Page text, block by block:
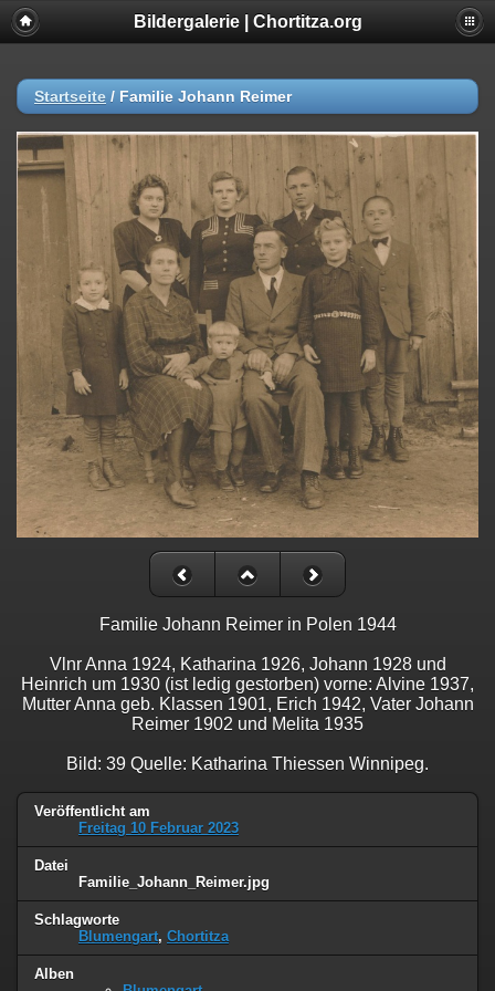
Bildergalerie | Chortitza.org
Startseite / Familie Johann Reimer
Familie Johann Reimer in Polen 1944
Vlnr Anna 1924, Katharina 1926, Johann 1928 und
Heinrich um 1930 (ist ledig gestorben) vorne: Alvine 1937,
Mutter Anna geb. Klassen 1901, Erich 1942, Vater Johann
Reimer 1902 und Melita 1935
Bild: 39 Quelle: Katharina Thiessen Winnipeg.
Veröffentlicht am
Freitag 10 Februar 2023
Datei
Familie_Johann_Reimer.jpg
Schlagworte
Blumengart, Chortitza
Alben